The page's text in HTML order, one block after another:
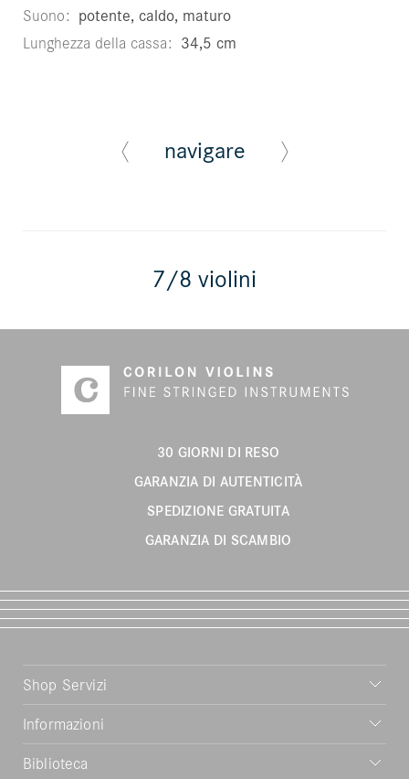
Suono potente, caldo, maturo
Lunghezza della cassa 34,5 cm
navigare
7/8 violini
30 GIORNI DI RESO
GARANZIA DI AUTENTICITÀ
SPEDIZIONE GRATUITA
GARANZIA DI SCAMBIO
Shop Servizi
Informazioni
Biblioteca